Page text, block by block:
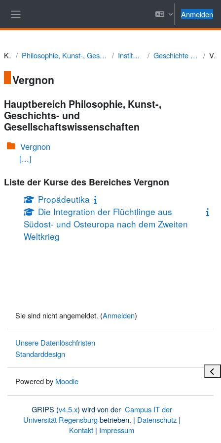
Anmelden
Kurse Philosophie, Kunst-, Geschichts- und Gesellschaftswissenschaften Institut für Geschichte Geschichte Südost- und Osteuropas Vergnon
Vergnon
Hauptbereich Philosophie, Kunst-,
Geschichts- und
Gesellschaftswissenschaften
Vergnon
[...]
Liste der Kurse des Bereiches Vergnon
Propädeutika
Die Integration der Flüchtlinge aus
Südost- und Osteuropa nach dem Zweiten
Weltkrieg
Sie sind nicht angemeldet. (Anmelden)
Unsere Datenlöschfristen
Standarddesign
Powered by Moodle
GRIPS (v4.5.x) wird von der Campus IT der
Universität Regensburgbetrieben. | Datenschutz|
Kontakt | Impressum